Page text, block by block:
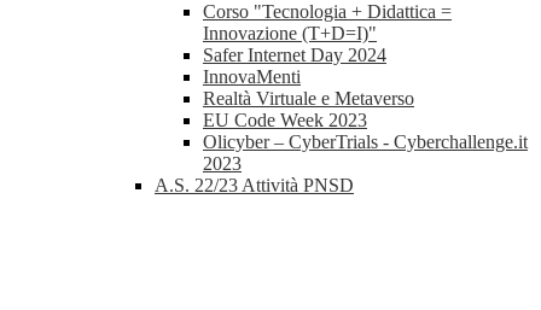
Corso "Tecnologia + Didattica =
Innovazione (T+D=I)"
Safer Internet Day 2024
InnovaMenti
Realtà Virtuale e Metaverso
EU Code Week 2023
Olicyber – CyberTrials - Cyberchallenge.it
2023
A.S. 22/23 Attività PNSD